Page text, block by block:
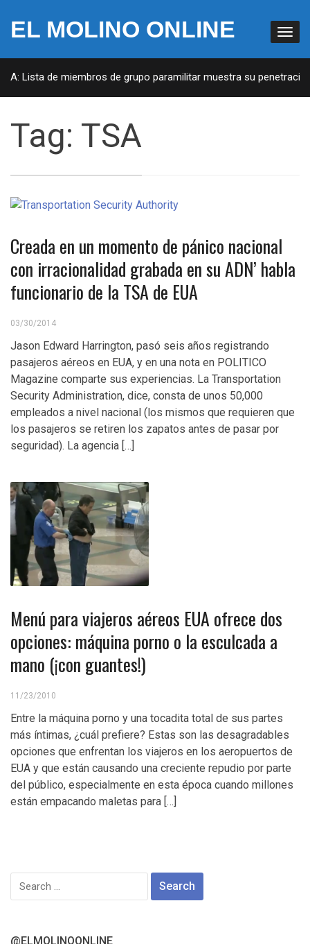
EL MOLINO ONLINE
Lista de miembros de grupo paramilitar muestra su penetración
Tag: TSA
Creada en un momento de pánico nacional
con irracionalidad grabada en su ADN’ habla
funcionario de la TSA de EUA
03/30/2014
Jason Edward Harrington, pasó seis años registrando
pasajeros aéreos en EUA, y en una nota en POLITICO
Magazine comparte sus experiencias. La Transportation
Security Administration, dice, consta de unos 50,000
empleados a nivel nacional (los mismos que requieren que
los pasajeros se retiren los zapatos antes de pasar por
seguridad). La agencia […]
Menú para viajeros aéreos EUA ofrece dos
opciones: máquina porno o la esculcada a
mano (¡con guantes!)
11/23/2010
Entre la máquina porno y una tocadita total de sus partes
más íntimas, ¿cuál prefiere? Estas son las desagradables
opciones que enfrentan los viajeros en los aeropuertos de
EUA y que están causando una creciente repudio por parte
del público, especialmente en esta época cuando millones
están empacando maletas para […]
Search
@ELMOLINOONLINE